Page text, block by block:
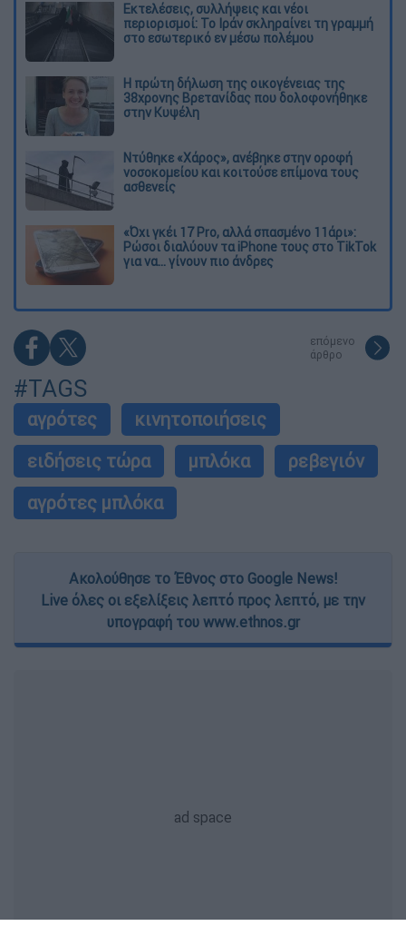
Εκτελέσεις, συλλήψεις και νέοι
περιορισμοί: Το Ιράν σκληραίνει τη γραμμή
στο εσωτερικό εν μέσω πολέμου
Η πρώτη δήλωση της οικογένειας της
38χρονης Βρετανίδας που δολοφονήθηκε
στην Κυψέλη
Ντύθηκε «Χάρος», ανέβηκε στην οροφή
νοσοκομείου και κοιτούσε επίμονα τους
ασθενείς
«Όχι γκέι 17 Pro, αλλά σπασμένο 11άρι»:
Ρώσοι διαλύουν τα iPhone τους στο TikTok
για να... γίνουν πιο άνδρες
επόμενο
άρθρο
#TAGS
αγρότες
κινητοποιήσεις
ειδήσεις τώρα
μπλόκα
ρεβεγιόν
αγρότες μπλόκα
Ακολούθησε το Έθνος στο Google News!
Live όλες οι εξελίξεις λεπτό προς λεπτό, με την
υπογραφή του www.ethnos.gr